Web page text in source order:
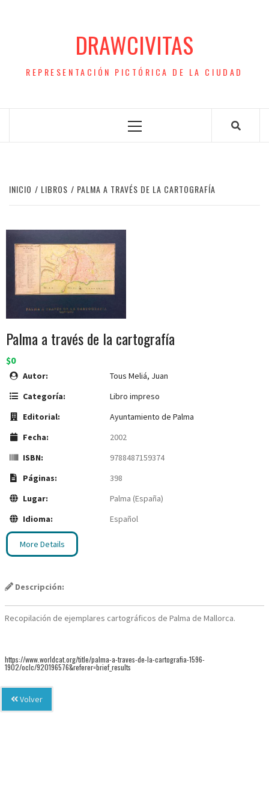
DRAWCIVITAS
REPRESENTACIÓN PICTÓRICA DE LA CIUDAD
Menú
INICIO LIBROS PALMA A TRAVÉS DE LA CARTOGRAFÍA
Palma a través de la cartografía
$0
Autor:
Tous Meliá, Juan
Categoría:
Libro impreso
Editorial:
Ayuntamiento de Palma
Fecha:
2002
ISBN:
9788487159374
Páginas:
398
Lugar:
Palma (España)
Idioma:
Español
More Details
Descripción:
Recopilación de ejemplares cartográficos de Palma de Mallorca.
https://www.worldcat.org/title/palma-a-traves-de-la-cartografia-1596-
1902/oclc/920196576&referer=brief_results
Volver